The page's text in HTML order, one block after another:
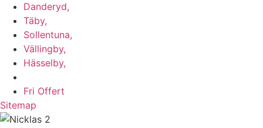
Danderyd,
Täby,
Sollentuna,
Vällingby,
Hässelby,
Fri Offert
Sitemap